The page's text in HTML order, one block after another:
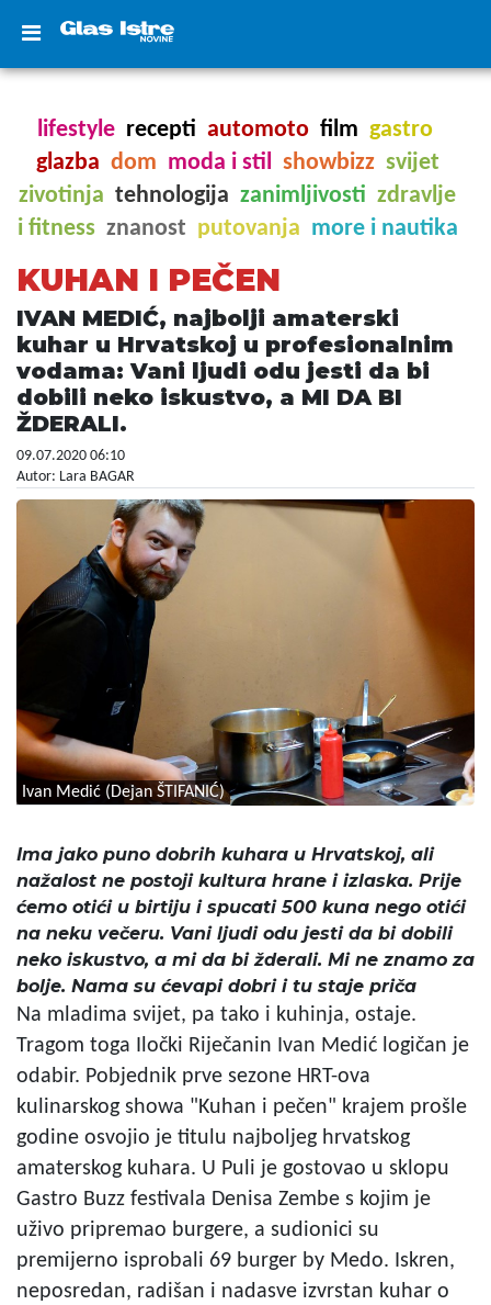
lifestyle recepti automoto film gastro
glazba dom moda i stil showbizz svijet
zivotinja tehnologija zanimljivosti zdravlje
i fitness znanost putovanja more i nautika
KUHAN I PEČEN
IVAN MEDIĆ, najbolji amaterski
kuhar u Hrvatskoj u profesionalnim
vodama: Vani ljudi odu jesti da bi
dobili neko iskustvo, a MI DA BI
ŽDERALI.
09.07.2020 06:10
Autor: Lara BAGAR
Ivan Medić (Dejan ŠTIFANIĆ)
Ima jako puno dobrih kuhara u Hrvatskoj, ali
nažalost ne postoji kultura hrane i izlaska. Prije
ćemo otići u birtiju i spucati 500 kuna nego otići
na neku večeru. Vani ljudi odu jesti da bi dobili
neko iskustvo, a mi da bi žderali. Mi ne znamo za
bolje. Nama su ćevapi dobri i tu staje priča
Na mladima svijet, pa tako i kuhinja, ostaje.
Tragom toga Iločki Riječanin Ivan Medić logičan je
odabir. Pobjednik prve sezone HRT-ova
kulinarskog showa "Kuhan i pečen" krajem prošle
godine osvojio je titulu najboljeg hrvatskog
amaterskog kuhara. U Puli je gostovao u sklopu
Gastro Buzz festivala Denisa Zembe s kojim je
uživo pripremao burgere, a sudionici su
premijerno isprobali 69 burger by Medo. Iskren,
neposredan, radišan i nadasve izvrstan kuhar o